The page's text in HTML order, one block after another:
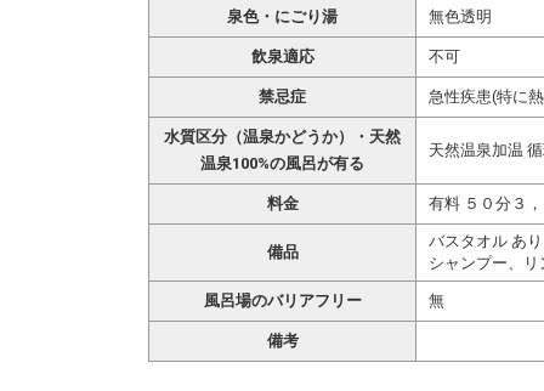
泉色・にごり湯 無色透明
飲泉適応 不可
禁忌症 急性疾患(特に
水質区分（温泉かどうか）・天然
温泉100%の風呂が有る
天然温泉加温
料金 有料 ５０分３
備品
バスタオル あり
シャンプー、
風呂場のバリアフリー 無
備考